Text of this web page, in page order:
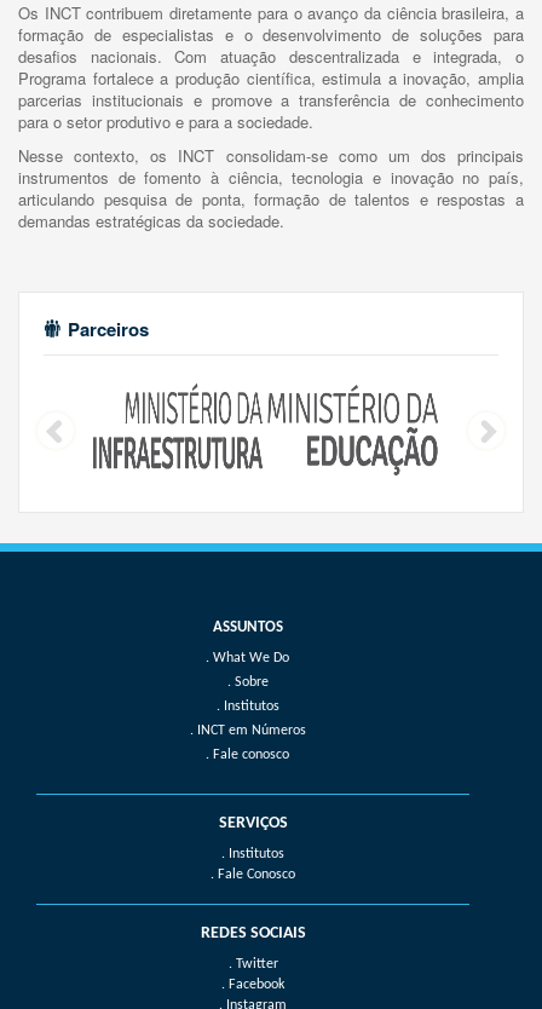
Os INCT contribuem diretamente para o avanço da ciência brasileira, a
formação de especialistas e o desenvolvimento de soluções para
desafios nacionais. Com atuação descentralizada e integrada, o
Programa fortalece a produção científica, estimula a inovação, amplia
parcerias institucionais e promove a transferência de conhecimento
para o setor produtivo e para a sociedade.
Nesse contexto, os INCT consolidam-se como um dos principais
instrumentos de fomento à ciência, tecnologia e inovação no país,
articulando pesquisa de ponta, formação de talentos e respostas a
demandas estratégicas da sociedade.
Parceiros
What We Do
Sobre
Institutos
INCT em Números
Fale conosco
SERVIÇOS
. Institutos
. Fale Conosco
REDES SOCIAIS
. Twitter
. Facebook
. Instagram